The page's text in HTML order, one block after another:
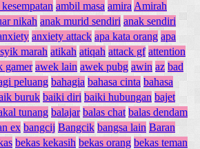
ambil masa amira Amirah
nikah anak murid sendiri anak sendiri
anxiety attack apa kata orang apa
marah atikah atiqah attack gf attention
gamer awek lain awek pubg awin az bad
peluang bahagia bahasa cinta bahasa
buruk baiki diri baiki hubungan bajet
tunang balajar balas chat balas dendam
ex bangcij Bangcik bangsa lain Baran
bekas kekasih bekas orang bekas teman